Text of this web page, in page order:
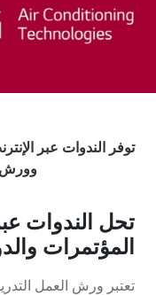
توفر الندوات عبر
وورش
تحل الندوات
المؤتمرات
تعتبر ورش العمل